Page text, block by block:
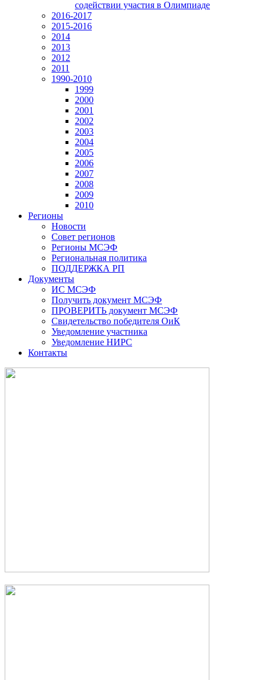
содействии участия в Олимпиаде
2016-2017
2015-2016
2014
2013
2012
2011
1990-2010
1999
2000
2001
2002
2003
2004
2005
2006
2007
2008
2009
2010
Регионы
Новости
Совет регионов
Регионы МСЭФ
Региональная политика
ПОДДЕРЖКА РП
Документы
ИС МСЭФ
Получить документ МСЭФ
ПРОВЕРИТЬ документ МСЭФ
Свидетельство победителя ОиК
Уведомление участника
Уведомление НИРС
Контакты